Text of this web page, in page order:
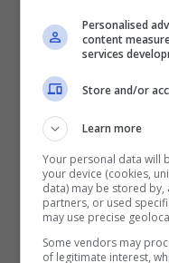
piccola
cosa ha
modella
Alena Seredova
innamorati nel
si sono più
affiatati, si amano
Personalised
content
services
Store and/or
Learn more
Your personal data will
your device (cookies,
data) may be stored by,
partners, or used
may use precise
Some vendors may
of legitimate interest,